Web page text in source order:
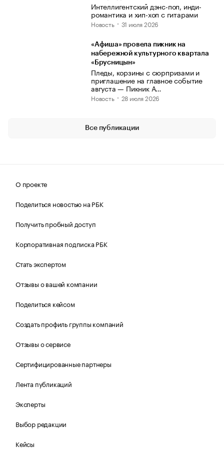
Интеллигентский дэнс-поп, инди-
романтика и хип-хоп с гитарами
Новость 31 июля 2026
«Афиша» провела пикник на
набережной культурного квартала
«Брусницын»
Пледы, корзины с сюрпризами и
приглашение на главное событие
августа — Пикник А…
Новость 28 июля 2026
Все публикации
О проекте
Поделиться новостью на РБК
Получить пробный доступ
Корпоративная подписка РБК
Стать экспертом
Отзывы о вашей компании
Поделиться кейсом
Создать профиль группы компаний
Отзывы о сервисе
Сертифицированные партнеры
Лента публикаций
Эксперты
Выбор редакции
Кейсы